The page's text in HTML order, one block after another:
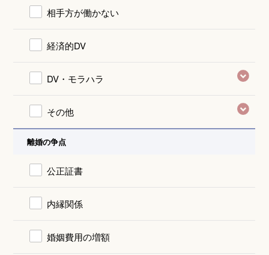
相手方が働かない
経済的DV
DV・モラハラ
その他
離婚の争点
公正証書
内縁関係
婚姻費用の増額